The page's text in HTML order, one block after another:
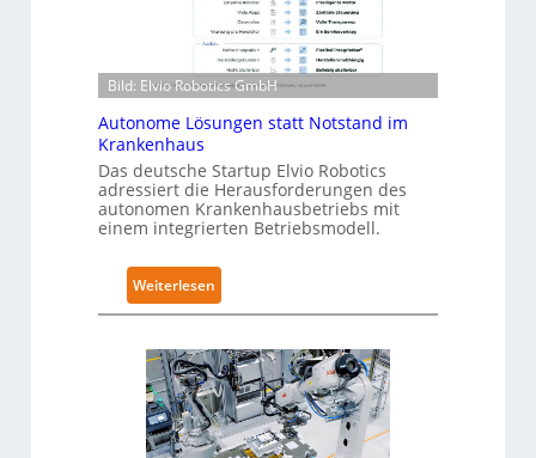
e
l
-
2
Z
e
r
i
f
z
i
e
r
u
o
b
o
t
c
s
e
r
w
i
e
r
t
g
Bild: Elvio Robotics GmbH
Autonome Lösungen statt Notstand im
Krankenhaus
Das deutsche Startup Elvio Robotics
adressiert die Herausforderungen des
autonomen Krankenhausbetriebs mit
einem integrierten Betriebsmodell.
Weiterlesen
A
t
o
n
o